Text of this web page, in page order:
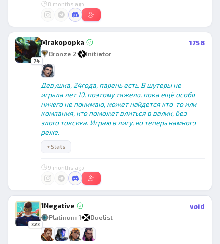
8 months ago
74
Mrakopopka
1758
Bronze 2
Initiator
Девушка, 24года, парень есть. В шутеры не
играла лет 10, поэтому тяжело, пока ещё особо
ничего не понимаю, может найдется кто-то или
компания, кто поможет влиться в валик, без
злого токсика. Играю в лигу, но теперь намного
реже.
▼Stats
9 months ago
323
1Negative
vøid
Platinum 1
Duelist